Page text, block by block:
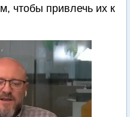
чтобы привлечь их к